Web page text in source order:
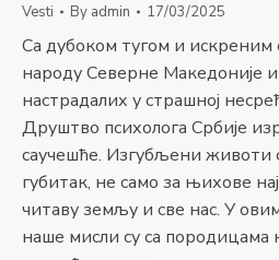
Vesti By admin 17/03/2025
Са дубоком тугом и искреним
народу Северне Македоније
настрадалих у страшној
Друштво психолога Србије
саучешће. Изгубљени животи
губитак, не само за њихове
читаву земљу и све нас. У
наше мисли су са породицама